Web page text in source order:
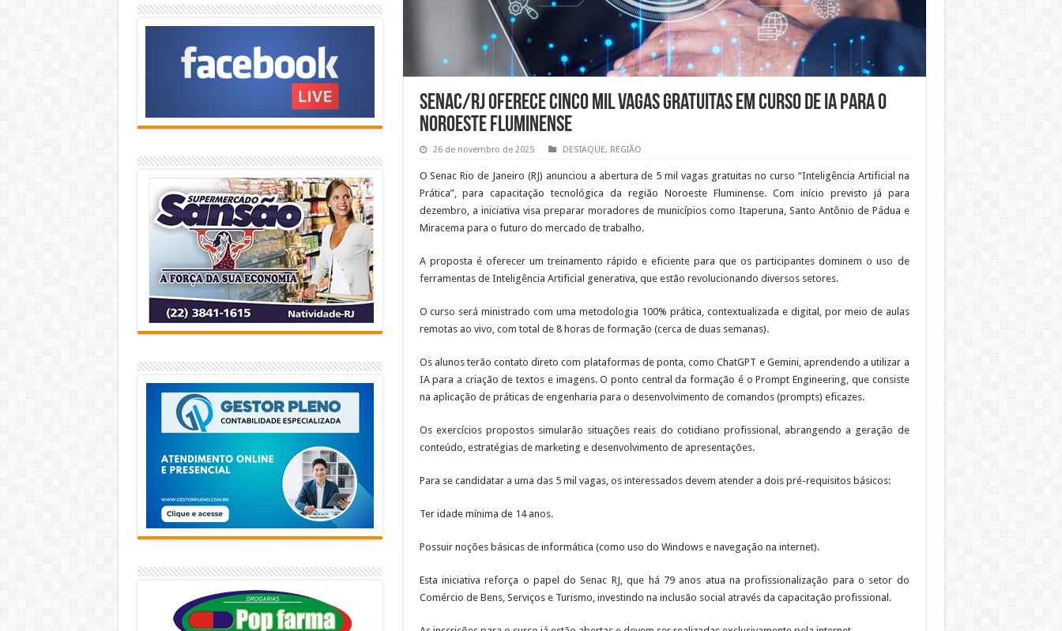
Senac/RJ oferece cinco mil vagas gratuitas em curso de IA para o
Noroeste Fluminense
26 de novembro de 2025 DESTAQUE, REGIÃO
O Senac Rio de Janeiro (RJ) anunciou a abertura de 5 mil vagas gratuitas no curso “Inteligência Artificial na
Prática”, para capacitação tecnológica da região Noroeste Fluminense. Com início previsto já para
dezembro, a iniciativa visa preparar moradores de municípios como Itaperuna, Santo Antônio de Pádua e
Miracema para o futuro do mercado de trabalho.
A proposta é oferecer um treinamento rápido e eficiente para que os participantes dominem o uso de
ferramentas de Inteligência Artificial generativa, que estão revolucionando diversos setores.
O curso será ministrado com uma metodologia 100% prática, contextualizada e digital, por meio de aulas
remotas ao vivo, com total de 8 horas de formação (cerca de duas semanas).
Os alunos terão contato direto com plataformas de ponta, como ChatGPT e Gemini, aprendendo a utilizar a
IA para a criação de textos e imagens. O ponto central da formação é o Prompt Engineering, que consiste
na aplicação de práticas de engenharia para o desenvolvimento de comandos (prompts) eficazes.
Os exercícios propostos simularão situações reais do cotidiano profissional, abrangendo a geração de
conteúdo, estratégias de marketing e desenvolvimento de apresentações.
Para se candidatar a uma das 5 mil vagas, os interessados devem atender a dois pré-requisitos básicos:
Ter idade mínima de 14 anos.
Possuir noções básicas de informática (como uso do Windows e navegação na internet).
Esta iniciativa reforça o papel do Senac RJ, que há 79 anos atua na profissionalização para o setor do
Comércio de Bens, Serviços e Turismo, investindo na inclusão social através da capacitação profissional.